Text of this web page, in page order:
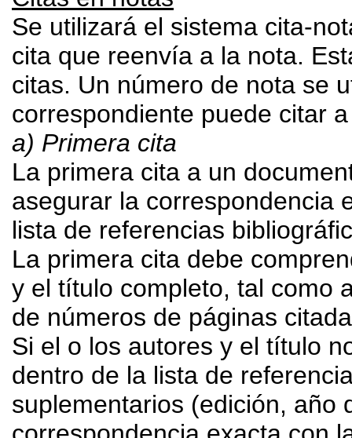
Se utilizará el sistema cita-
cita que reenvía a la nota.
citas. Un número de nota se
correspondiente puede citar
a) Primera cita
La primera cita a un
asegurar la correspondencia
lista de referencias
La primera cita debe
y el título completo, tal como
de números de páginas
Si el o los autores y el título
dentro de la lista de
suplementarios (edición, año